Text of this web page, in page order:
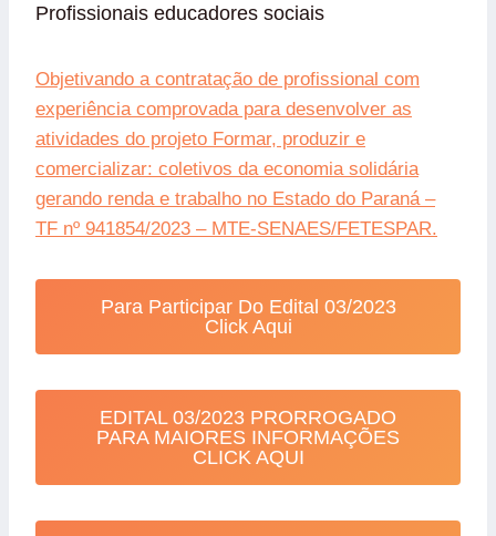
Profissionais educadores sociais
Objetivando a contratação de profissional com
experiência comprovada para desenvolver as
atividades do projeto Formar, produzir e
comercializar: coletivos da economia solidária
gerando renda e trabalho no Estado do Paraná –
TF nº 941854/2023 – MTE-SENAES/FETESPAR.
Para Participar Do Edital 03/2023
Click Aqui
EDITAL 03/2023 PRORROGADO
PARA MAIORES INFORMAÇÕES
CLICK AQUI